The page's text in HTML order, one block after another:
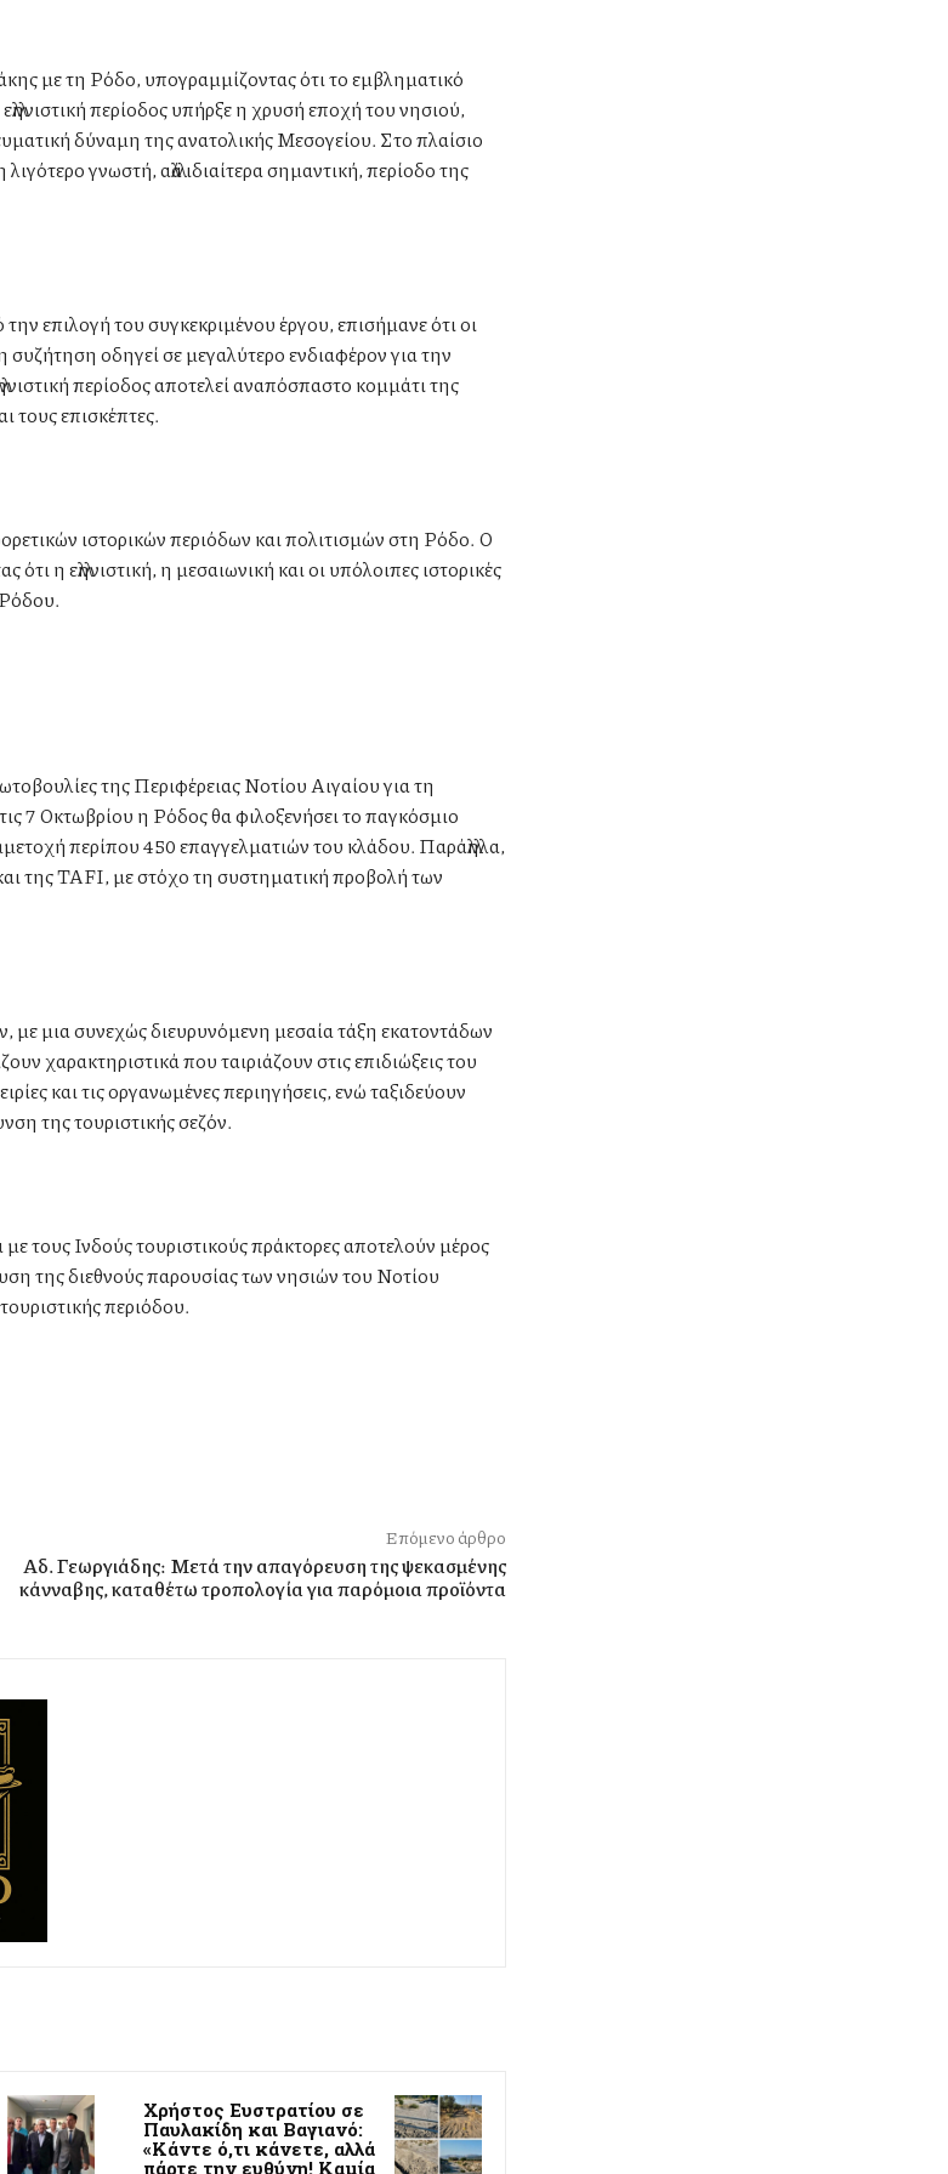
με τη Ρόδο, υπογραμμίζοντας ότι το εμβληματικό
περίοδος υπήρξε η χρυσή εποχή του νησιού,
δύναμη της ανατολικής Μεσογείου. Στο πλαίσιο
γνωστή, αλλά ιδιαίτερα σημαντική, περίοδο της
επιλογή του συγκεκριμένου έργου, επισήμανε ότι οι
συζήτηση οδηγεί σε μεγαλύτερο ενδιαφέρον για την
περίοδος αποτελεί αναπόσπαστο κομμάτι της
τους επισκέπτες.
ιστορικών περιόδων και πολιτισμών στη Ρόδο. Ο
η ελληνιστική, η μεσαιωνική και οι υπόλοιπες ιστορικές
της Περιφέρειας Νοτίου Αιγαίου για τη
7 Οκτωβρίου η Ρόδος θα φιλοξενήσει το παγκόσμιο
περίπου 450 επαγγελματιών του κλάδου. Παράλληλα,
της TAFI, με στόχο τη συστηματική προβολή των
με μια συνεχώς διευρυνόμενη μεσαία τάξη εκατοντάδων
χαρακτηριστικά που ταιριάζουν στις επιδιώξεις του
και τις οργανωμένες περιηγήσεις, ενώ ταξιδεύουν
της τουριστικής σεζόν.
τους Ινδούς τουριστικούς πράκτορες αποτελούν μέρος
της διεθνούς παρουσίας των νησιών του Νοτίου
περιόδου.
Επόμενο άρθρο
Αδ. Γεωργιάδης: Μετά την απαγόρευση της ψεκασμένης
κάνναβης, καταθέτω τροπολογία για παρόμοια προϊόντα
Χρήστος Ευστρατίου σε
Παυλακίδη και Βαγιανό:
«Κάντε ό,τι κάνετε, αλλά
πάρτε την ευθύνη! Καμία